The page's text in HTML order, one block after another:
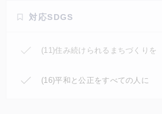
対応SDGS
(11)住み続けられるまちづくりを
(16)平和と公正をすべての人に